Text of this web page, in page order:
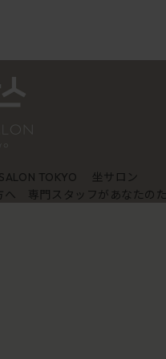
TOKYO
坐サロン
専門スタッフがあなたの